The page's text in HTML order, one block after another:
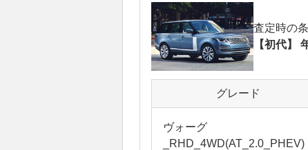
査定時の
【初代】
グレード
ヴォーグ
_RHD_4WD(AT_2.0_PHEV)